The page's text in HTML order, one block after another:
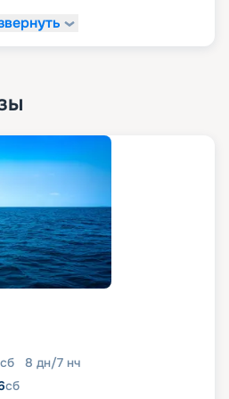
предлагает простой и
лайнером и
фото теплохода,
схему, планы
маршрут и оформить
сб 8 дн/7 нч
сб